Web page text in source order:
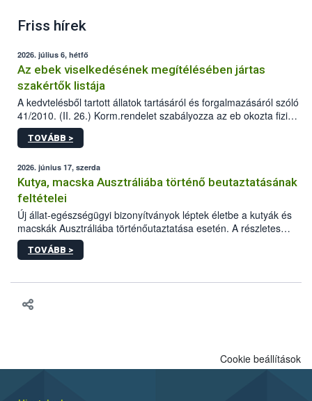
Friss hírek
2026. július 6, hétfő
Az ebek viselkedésének megítélésében jártas
szakértők listája
A kedvtelésből tartott állatok tartásáról és forgalmazásáról szóló
41/2010. (II. 26.) Korm.rendelet szabályozza az eb okozta fizikai
sérülés, illetve ennek veszélye keletkezésekor felmerülő
hatósági feladatokat, valamint a veszélyes eb tartását és annak
vonni az ebek viselkedésének megítélésében jártas szakértőt.
TOVÁBB >
2026. június 17, szerda
Kutya, macska Ausztráliába történő beutaztatásának
feltételei
Új állat-egészségügyi bizonyítványok léptek életbe a kutyák és
macskák Ausztráliába történőutaztatása esetén. A részletes
feltételek a mellékletekben olvashatók.
TOVÁBB >
Cookie beállítások